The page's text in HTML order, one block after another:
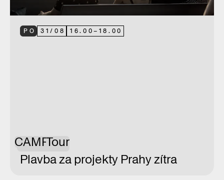
PO 31/08 16.00– 18.00
CAMPTour
Plavba za projekty Prahy zítra